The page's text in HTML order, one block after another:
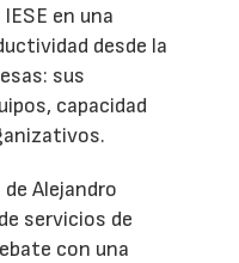
en una
desde la
sus
capacidad
Alejandro
servicios de
con una